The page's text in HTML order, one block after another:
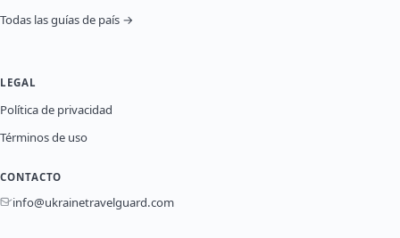
Todas las guías de país →
LEGAL
Política de privacidad
Términos de uso
CONTACTO
info@ukrainetravelguard.com